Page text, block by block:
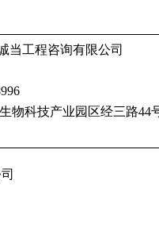
当工程咨询有限公司
物科技产业园区经三路44